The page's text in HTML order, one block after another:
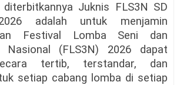
Juknis FLS3N SD
adalah untuk menjamin
Festival Lomba Seni dan
Nasional (FLS3N) 2026 dapat
tertib, terstandar, dan
setiap cabang lomba di setiap